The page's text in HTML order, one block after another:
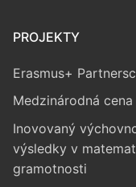
PROJEKTY
Erasmus+
Medzinárodná
Inovovaný
výsledky v
gramotnosti